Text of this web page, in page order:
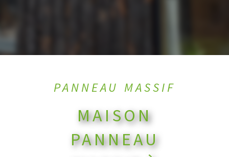
PANNEAU MASSIF
MAISON
PANNEAU